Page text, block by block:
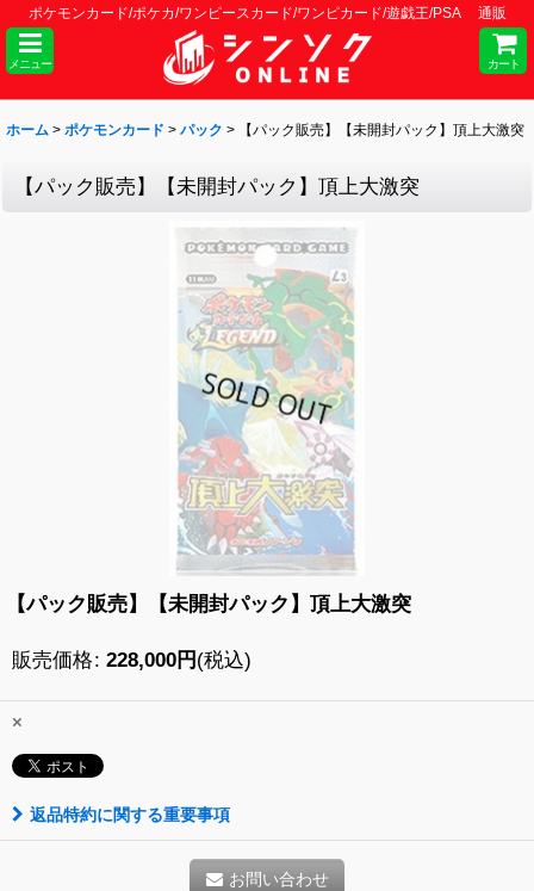
ポケモンカード/ポケカ/ワンピースカード/ワンピカード/遊戯王/PSA 通販
メニュー カート
ホーム > ポケモンカード > パック > 【パック販売】【未開封パック】頂上大激突
【パック販売】【未開封パック】頂上大激突
【パック販売】【未開封パック】頂上大激突
販売価格: 228,000円 (税込)
×
返品特約に関する重要事項
お問い合わせ